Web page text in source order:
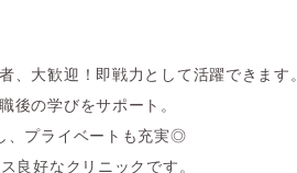
、大歓迎！即戦力として活躍できます。
後の学びをサポート。
、プライベートも充実◎
良好なクリニックです。